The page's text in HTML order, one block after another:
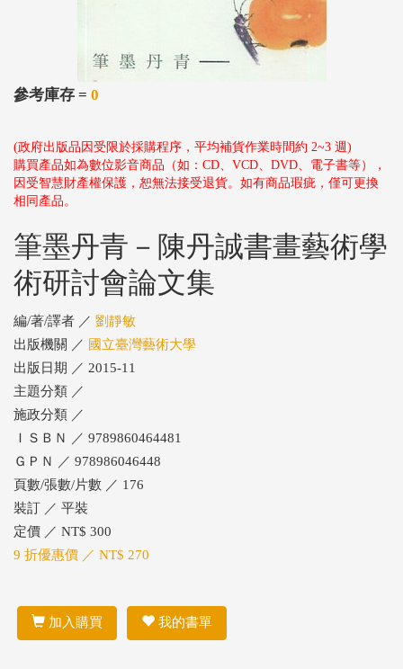
參考庫存 = 0
(政府出版品因受限於採購程序，平均補貨作業時間約 2~3 週)
購買產品如為數位影音商品（如：CD、VCD、DVD、電子書等），
因受智慧財產權保護，恕無法接受退貨。如有商品瑕疵，僅可更換
相同產品。
筆墨丹青－陳丹誠書畫藝術學
術研討會論文集
編/著/譯者 ／ 劉靜敏
出版機關 ／ 國立臺灣藝術大學
出版日期 ／ 2015-11
主題分類 ／
施政分類 ／
ＩＳＢＮ ／ 9789860464481
ＧＰＮ ／ 978986046448
頁數/張數/片數 ／ 176
裝訂 ／ 平裝
定價 ／ NT$ 300
9 折優惠價 ／ NT$ 270
加入購買 我的書單